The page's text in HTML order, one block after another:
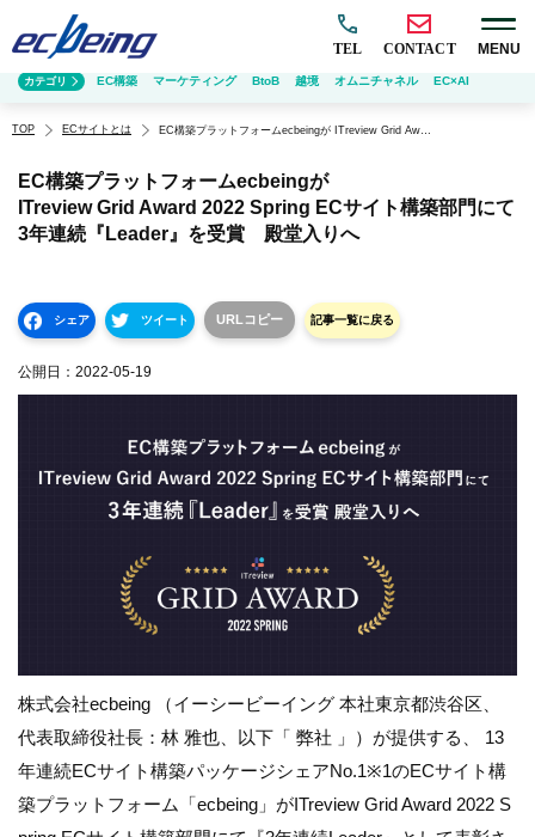
TEL CONTACT MENU
TOP ECサイトとは EC構築プラットフォームecbeingが ITreview Grid Award 2022 Spring ECサイト構築部門にて 3年連続『Leader』を受賞 殿堂入りへ
EC構築プラットフォームecbeingが
ITreview Grid Award 2022 Spring ECサイト構築部門にて
3年連続『Leader』を受賞 殿堂入りへ
シェア ツイート URLコピー 記事一覧に戻る
公開日： 2022-05-19
株式会社ecbeing （イーシービーイング 本社東京都渋谷区、
代表取締役社長：林 雅也、以下「 弊社 」）が提供する、 13
年連続ECサイト構築パッケージシェアNo.1※1のECサイト構
築プラットフォーム「ecbeing」がITreview Grid Award 2022 S
カテゴリ EC構築 マーケティング BtoB 越境 オムニチャネル EC×AI